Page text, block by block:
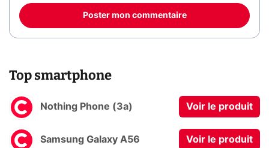
Poster mon commentaire
Top smartphone
Nothing Phone (3a) Voir le produit
Samsung Galaxy A56 Voir le produit